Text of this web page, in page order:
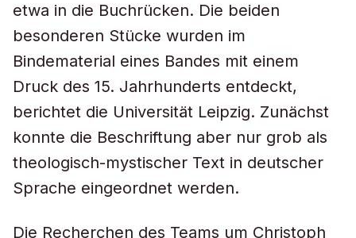
etwa in die Buchrücken. Die beiden
besonderen Stücke wurden im
Bindematerial eines Bandes mit einem
Druck des 15. Jahrhunderts entdeckt,
berichtet die Universität Leipzig. Zunächst
konnte die Beschriftung aber nur grob als
theologisch-mystischer Text in deutscher
Sprache eingeordnet werden.
Die Recherchen des Teams um Christoph